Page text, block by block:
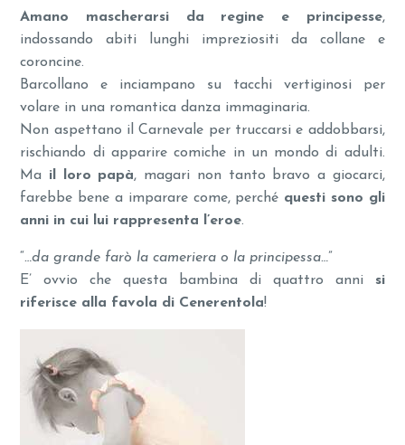
Amano mascherarsi da regine e principesse,
indossando abiti lunghi impreziositi da collane e
coroncine.
Barcollano e inciampano su tacchi vertiginosi per
volare in una romantica danza immaginaria.
Non aspettano il Carnevale per truccarsi e addobbarsi,
rischiando di apparire comiche in un mondo di adulti.
Ma il loro papà, magari non tanto bravo a giocarci,
farebbe bene a imparare come, perché questi sono gli
anni in cui lui rappresenta l’eroe.
“…da grande farò la cameriera o la principessa…”
E’ ovvio che questa bambina di quattro anni si
riferisce alla favola di Cenerentola!